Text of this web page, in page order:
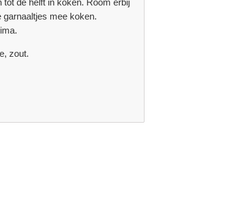
de helft in koken. Room erbij
garnaaltjes mee koken.
zout.